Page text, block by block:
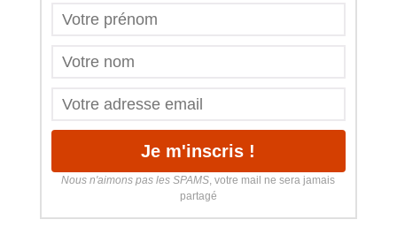
Nous n'aimons pas les SPAMS , votre mail ne sera jamais
partagé